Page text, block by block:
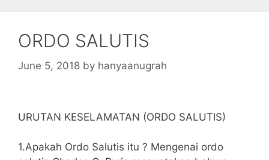
ORDO SALUTIS
June 5, 2018 by hanyaanugrah
URUTAN KESELAMATAN (ORDO SALUTIS)
1.Apakah Ordo Salutis itu ? Mengenai ordo